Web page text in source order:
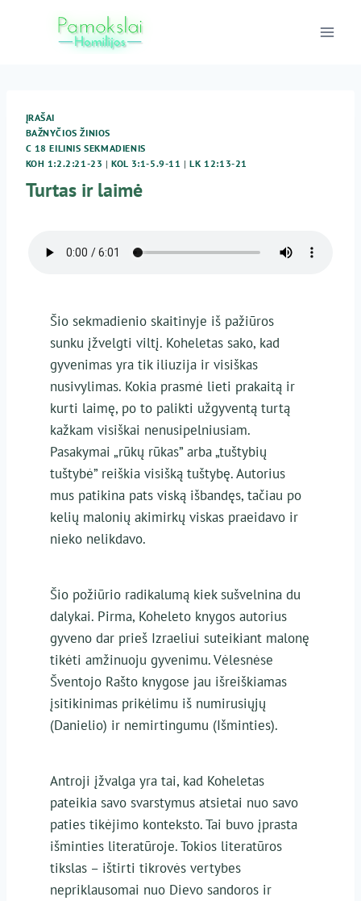
ĮRAŠAI
BAŽNYČIOS ŽINIOS
C 18 EILINIS SEKMADIENIS
KOH 1:2.2:21-23 |KOL 3:1-5.9-11 |LK 12:13-21
Turtas ir laimė
Šio sekmadienio skaitinyje iš pažiūros
sunku įžvelgti viltį. Koheletas sako, kad
gyvenimas yra tik iliuzija ir visiškas
nusivylimas. Kokia prasmė lieti prakaitą ir
kurti laimę, po to palikti užgyventą turtą
kažkam visiškai nenusipelniusiam.
Pasakymai „rūkų rūkas” arba „tuštybių
tuštybė” reiškia visišką tuštybę. Autorius
mus patikina pats viską išbandęs, tačiau po
kelių malonių akimirkų viskas praeidavo ir
nieko nelikdavo.
Šio požiūrio radikalumą kiek sušvelnina du
dalykai. Pirma, Koheleto knygos autorius
gyveno dar prieš Izraeliui suteikiant malonę
tikėti amžinuoju gyvenimu. Vėlesnėse
Šventojo Rašto knygose jau išreiškiamas
įsitikinimas prikėlimu iš numirusiųjų
(Danielio) ir nemirtingumu (Išminties).
Antroji įžvalga yra tai, kad Koheletas
pateikia savo svarstymus atsietai nuo savo
paties tikėjimo konteksto. Tai buvo įprasta
išminties literatūroje. Tokios literatūros
tikslas – ištirti tikrovės vertybes
nepriklausomai nuo Dievo sandoros ir